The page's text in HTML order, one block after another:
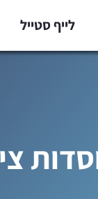
לייף סטייל